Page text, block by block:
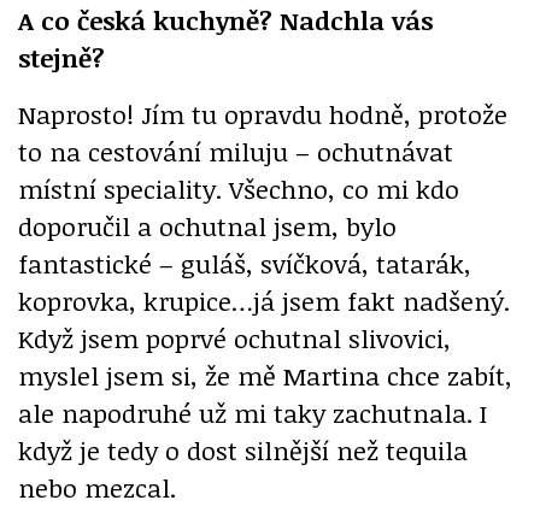
A co česká kuchyně? Nadchla vás
stejně?
Naprosto! Jím tu opravdu hodně, protože
to na cestování miluju – ochutnávat
místní speciality. Všechno, co mi kdo
doporučil a ochutnal jsem, bylo
fantastické – guláš, svíčková, tatarák,
koprovka, krupice…já jsem fakt nadšený.
Když jsem poprvé ochutnal slivovici,
myslel jsem si, že mě Martina chce zabít,
ale napodruhé už mi taky zachutnala. I
když je tedy o dost silnější než tequila
nebo mezcal.